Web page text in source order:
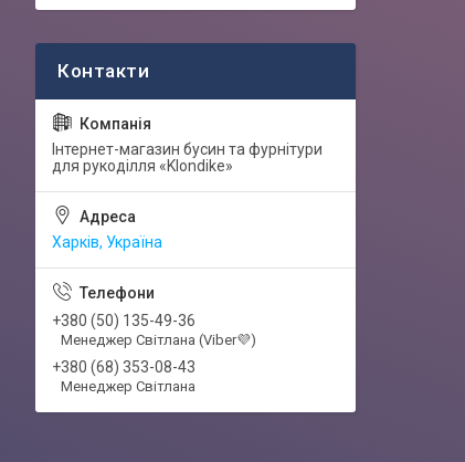
Інтернет-магазин бусин та фурнітури
для рукоділля «Klondike»
Харків, Україна
+380 (50) 135-49-36
Менеджер Світлана (Viber💜)
+380 (68) 353-08-43
Менеджер Світлана